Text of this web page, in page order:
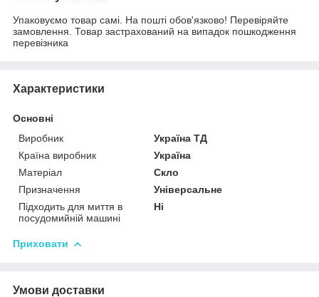
Упаковуємо товар самі. На пошті обов'язково! Перевіряйте
замовлення. Товар застрахований на випадок пошкодження
перевізника
Характеристики
Основні
Виробник
Україна ТД
Країна виробник
Україна
Матеріал
Скло
Призначення
Універсальне
Підходить для миття в
посудомийній машині
Ні
Приховати
Умови доставки